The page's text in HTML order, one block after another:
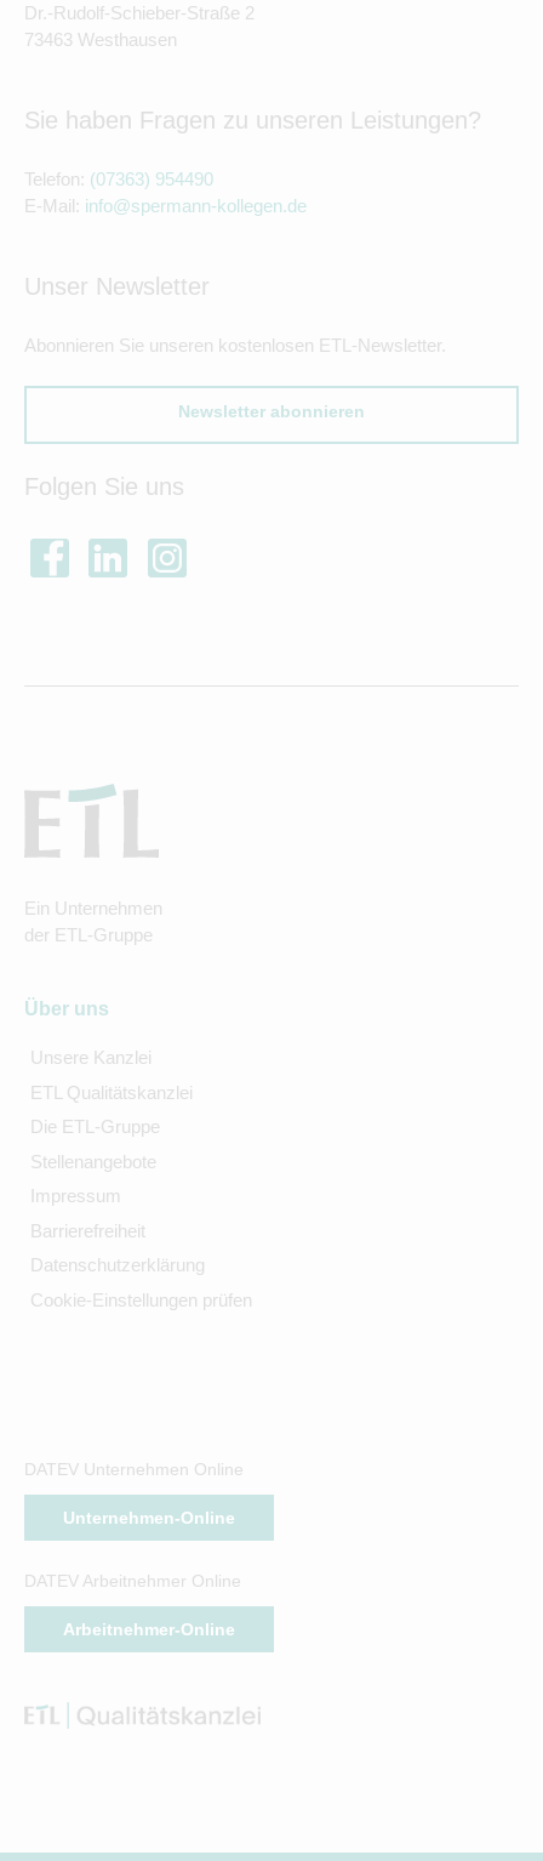
Dr.-Rudolf-Schieber-Straße 2
73463 Westhausen
Sie haben Fragen zu unseren Leistungen?
Telefon: (07363) 954490
E-Mail: info@spermann-kollegen.de
Unser Newsletter
Abonnieren Sie unseren kostenlosen ETL-Newsletter.
Newsletter abonnieren
Folgen Sie uns
Ein Unternehmen
der ETL-Gruppe
Über uns
Unsere Kanzlei
ETL Qualitätskanzlei
Die ETL-Gruppe
Stellenangebote
Impressum
Barrierefreiheit
Datenschutzerklärung
Cookie-Einstellungen prüfen
DATEV Unternehmen Online
Unternehmen-Online
DATEV Arbeitnehmer Online
Arbeitnehmer-Online